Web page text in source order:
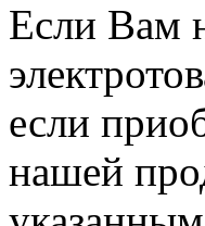
Если Вам
если
нашей